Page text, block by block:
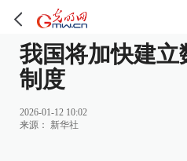
我国将加快建立
制度
2026-01-12 10:02
来源： 新华社